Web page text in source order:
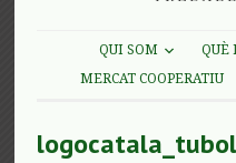
QUI SOM QUÈ
MERCAT COOPERATIU